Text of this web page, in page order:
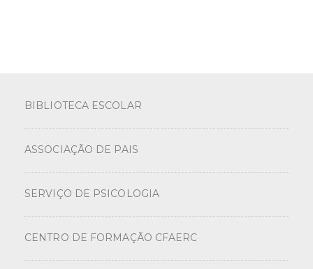
BIBLIOTECA ESCOLAR
ASSOCIAÇÃO DE PAIS
SERVIÇO DE PSICOLOGIA
CENTRO DE FORMAÇÃO CFAERC